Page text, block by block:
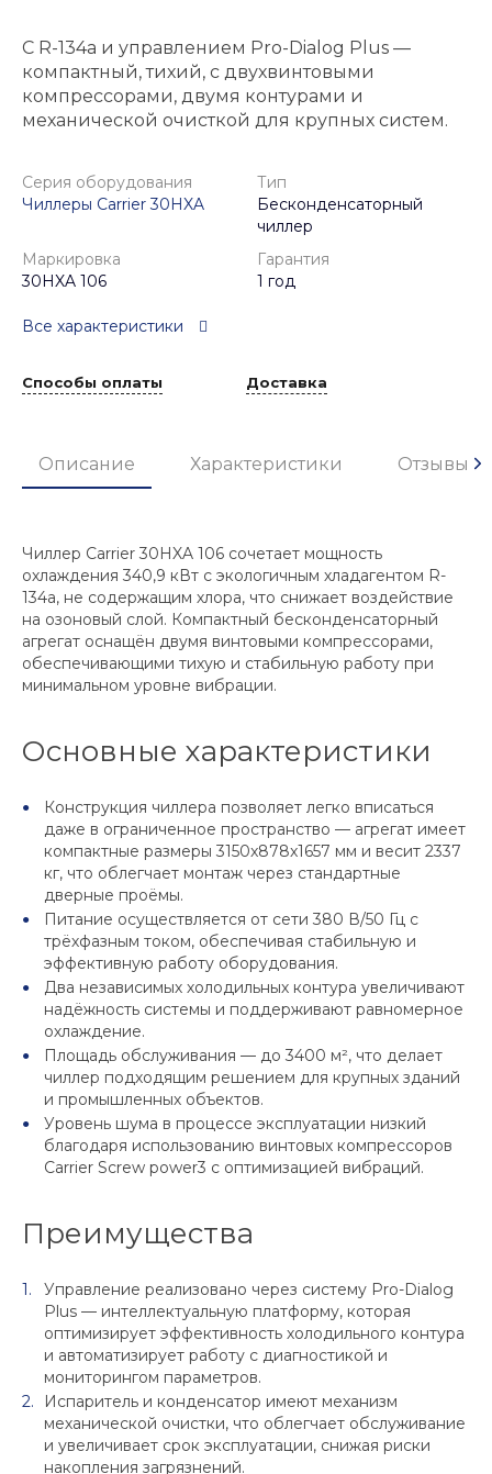
С R-134a и управлением Pro-Dialog Plus —
компактный, тихий, с двухвинтовыми
компрессорами, двумя контурами и
механической очисткой для крупных систем.
Серия оборудования
Чиллеры Carrier 30HXA
Тип
Бесконденсаторный
чиллер
Маркировка
30HXA 106
Гарантия
1 год
Все характеристики
Способы оплаты Доставка
Описание Характеристики Отзывы
Чиллер Carrier 30HXA 106 сочетает мощность
охлаждения 340,9 кВт с экологичным хладагентом R-
134a, не содержащим хлора, что снижает воздействие
на озоновый слой. Компактный бесконденсаторный
агрегат оснащён двумя винтовыми компрессорами,
обеспечивающими тихую и стабильную работу при
минимальном уровне вибрации.
Основные характеристики
Конструкция чиллера позволяет легко вписаться
даже в ограниченное пространство — агрегат имеет
компактные размеры 3150x878x1657 мм и весит 2337
кг, что облегчает монтаж через стандартные
дверные проёмы.
Питание осуществляется от сети 380 В/50 Гц с
трёхфазным током, обеспечивая стабильную и
эффективную работу оборудования.
Два независимых холодильных контура увеличивают
надёжность системы и поддерживают равномерное
охлаждение.
Площадь обслуживания — до 3400 м², что делает
чиллер подходящим решением для крупных зданий
и промышленных объектов.
Уровень шума в процессе эксплуатации низкий
благодаря использованию винтовых компрессоров
Carrier Screw power3 с оптимизацией вибраций.
Преимущества
Управление реализовано через систему Pro-Dialog
Plus — интеллектуальную платформу, которая
оптимизирует эффективность холодильного контура
и автоматизирует работу с диагностикой и
мониторингом параметров.
Испаритель и конденсатор имеют механизм
механической очистки, что облегчает обслуживание
и увеличивает срок эксплуатации, снижая риски
накопления загрязнений.